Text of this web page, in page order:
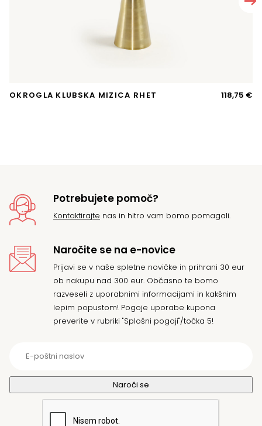
OKROGLA KLUBSKA MIZICA RHET 118,75 €
Potrebujete pomoč?
Kontaktirajte nas in hitro vam bomo pomagali.
Naročite se na e-novice
Prijavi se v naše spletne novičke in prihrani 30 eur
ob nakupu nad 300 eur. Občasno te bomo
razveseli z uporabnimi informacijami in kakšnim
lepim popustom! Pogoje uporabe kupona
preverite v rubriki "Splošni pogoji"/točka 5!